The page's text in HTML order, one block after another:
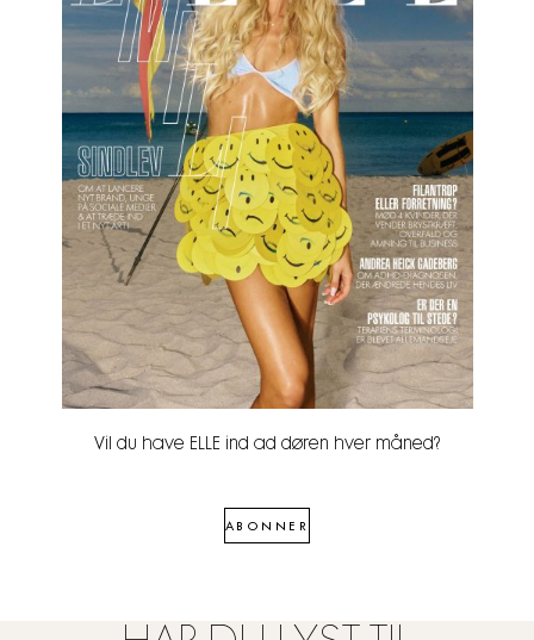
Vil du have ELLE ind ad døren hver måned?
ABONNER